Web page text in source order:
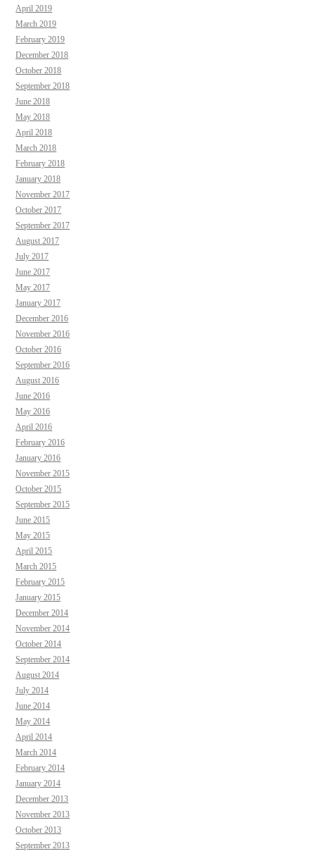
April 2019
March 2019
February 2019
December 2018
October 2018
September 2018
June 2018
May 2018
April 2018
March 2018
February 2018
January 2018
November 2017
October 2017
September 2017
August 2017
July 2017
June 2017
May 2017
January 2017
December 2016
November 2016
October 2016
September 2016
August 2016
June 2016
May 2016
April 2016
February 2016
January 2016
November 2015
October 2015
September 2015
June 2015
May 2015
April 2015
March 2015
February 2015
January 2015
December 2014
November 2014
October 2014
September 2014
August 2014
July 2014
June 2014
May 2014
April 2014
March 2014
February 2014
January 2014
December 2013
November 2013
October 2013
September 2013